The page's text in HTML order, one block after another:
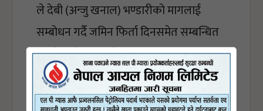
ले देबी (अन्जु खनाल) भण्डारीको मागलाई
सम्बोधन गर्दै जमिन फिर्ता दिनसमेत सम्बन्धित
ब्यक्तीलाई आग्रह गरेका थिए ।